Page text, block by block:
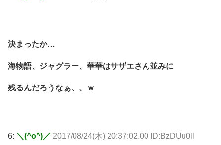
決まったか…
海物語、ジャグラー、華華はサザエさん並みに
残るんだろうなぁ、、ｗ
6: ＼(^o^)／ 2017/08/24(木) 20:37:02.00 ID:BzDUu0ll